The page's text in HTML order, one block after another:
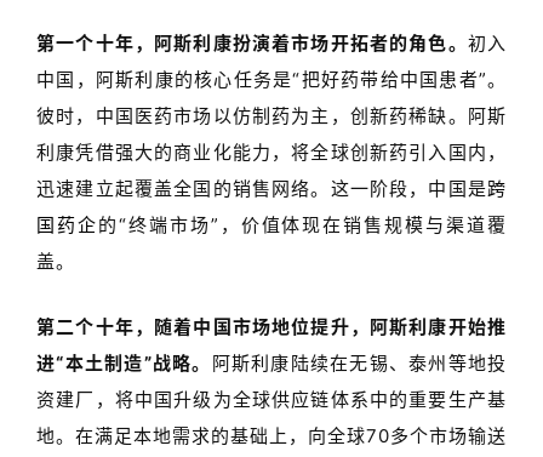
首
页
第一个十年，阿斯利康扮演着市场开拓者的角色。 初入
中国，阿斯利康的核心任务是“把好药带给中国患者”。
彼时，中国医药市场以仿制药为主，创新药稀缺。阿斯
利康凭借强大的商业化能力，将全球创新药引入国内，
迅速建立起覆盖全国的销售网络。这一阶段，中国是跨
国药企的“终端市场” ，价值体现在销售规模与渠道覆
盖。
第二个十年，随着中国市场地位提升，阿斯利康开始推
进“本土制造”战略。 阿斯利康陆续在无锡、泰州等地投
资建厂，将中国升级为全球供应链体系中的重要生产基
地。在满足本地需求的基础上，向全球70多个市场输送